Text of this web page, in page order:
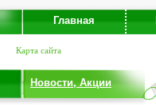
Главная
Карта сайта
Новости, Акции